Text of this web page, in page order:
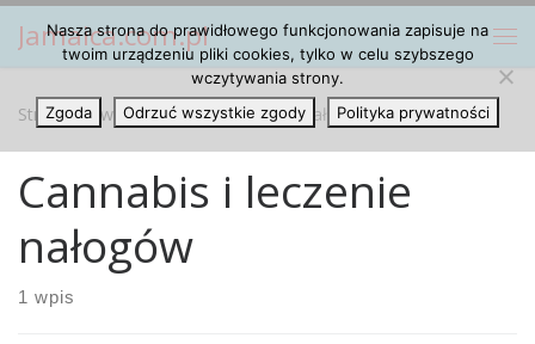
Przejdź do treści
Jamaica.com.pl
Strona główna » Cannabis i leczenie nałogów
Cannabis i leczenie
nałogów
1 wpis
Nasza strona do prawidłowego funkcjonowania zapisuje na
twoim urządzeniu pliki cookies, tylko w celu szybszego
wczytywania strony.
Zgoda
Odrzuć wszystkie zgody Polityka prywatności